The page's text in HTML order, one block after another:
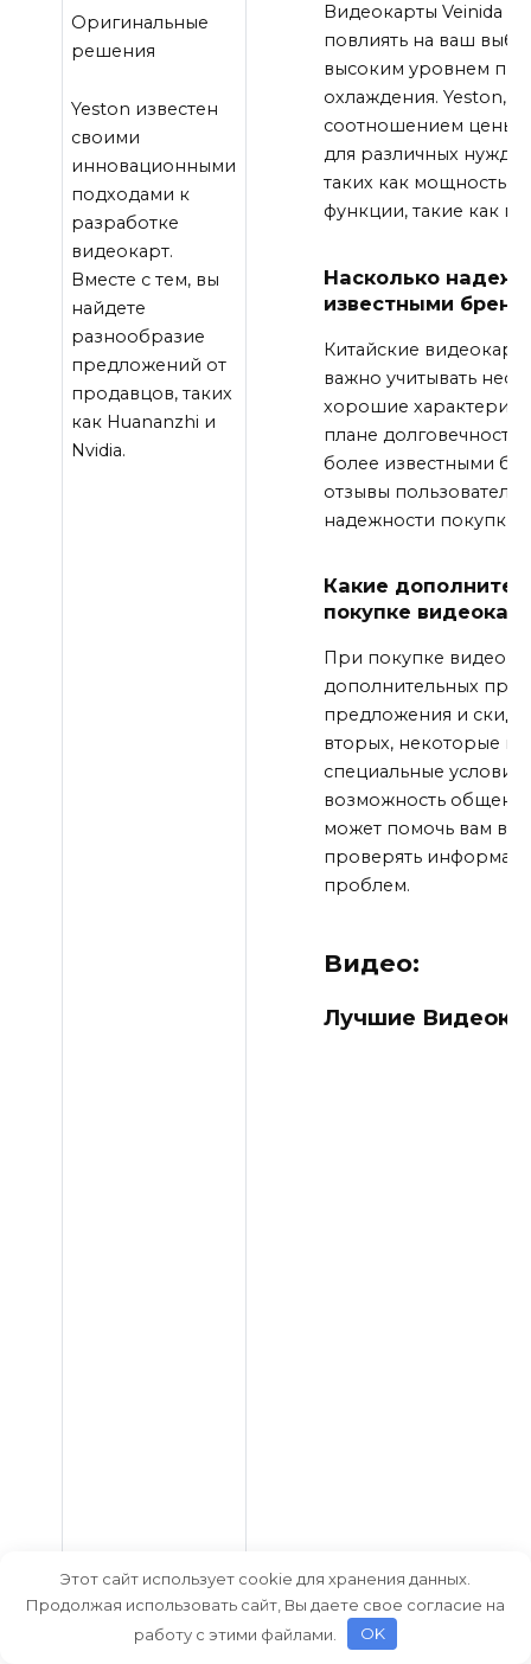
Оригинальные
решения
Yeston известен
своими
инновационными
подходами к
разработке
видеокарт.
Вместе с тем, вы
найдете
разнообразие
предложений от
продавцов, таких
как Huananzhi и
Nvidia.
Видеокарты Veinida и
повлиять на ваш
высоким уровнем
охлаждения. Yeston,
соотношением цены
для различных нужд.
таких как мощность,
функции, такие как
Насколько
известными
Китайские
важно учитывать
хорошие
плане
более известными
отзывы
надежности покупки.
Какие
покупке
При покупке
дополнительных
предложения и
вторых, некоторые
специальные условия
возможность
может помочь вам
проверять
проблем.
Видео:
Лучшие
Оцените статью
Этот сайт использует cookie для хранения данных.
Продолжая использовать сайт, Вы даете свое согласие на
работу с этими файлами.
OK